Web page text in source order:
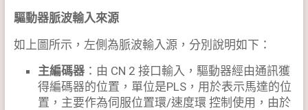
驅動器脈波輸入來源
如上圖所示，左側為脈波輸入源，分別說明如下：
主編碼器：由 CN 2 接口輸入，驅動器經由通訊獲
得編碼器的位置，單位是PLS，用於表示馬達的位
置，主要作為伺服位置環/速度環 控制使用，由於